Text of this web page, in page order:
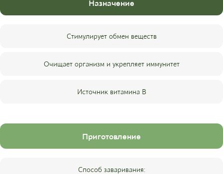
Назначение
Стимулирует обмен веществ
Очищает организм и укрепляет иммунитет
Источник витамина В
Приготовление
Способ заваривания: